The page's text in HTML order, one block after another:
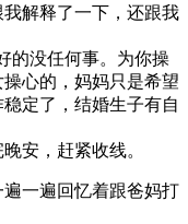
解释了一下，还跟我
的没任何事。为你操
心的，妈妈只是希望
定了，结婚生子有自
安，赶紧收线。
一遍回忆着跟爸妈打